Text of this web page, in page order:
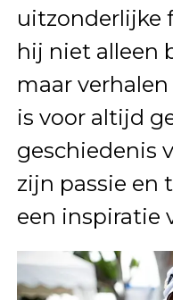
uitzonderlijke
hij niet alleen
maar
is voor altijd
geschiedenis
zijn passie en
een inspiratie